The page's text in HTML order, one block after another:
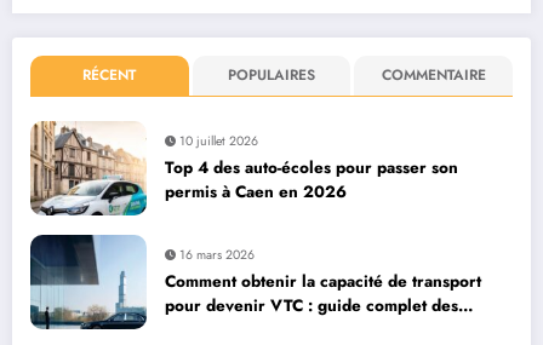
RÉCENT POPULAIRES COMMENTAIRE
10 juillet 2026
Top 4 des auto-écoles pour passer son
permis à Caen en 2026
16 mars 2026
Comment obtenir la capacité de transport
pour devenir VTC : guide complet des